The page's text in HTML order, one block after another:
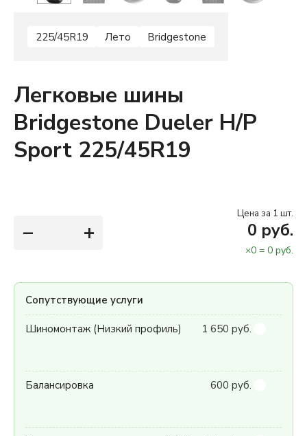
225/45R19 Лето Bridgestone
Легковые шины
Bridgestone Dueler H/P
Sport 225/45R19
− +
Цена за 1 шт.
0 руб.
×0 = 0 руб.
Сопутствующие услуги
Шиномонтаж (Низкий профиль) 1 650 руб.
Балансировка 600 руб.